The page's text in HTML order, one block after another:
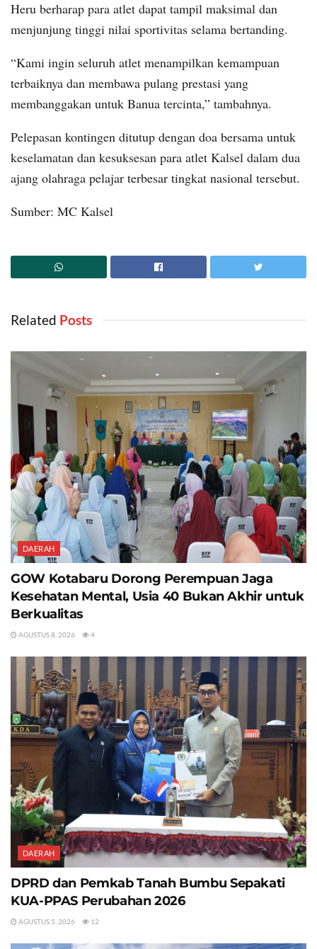
Heru berharap para atlet dapat tampil maksimal dan
menjunjung tinggi nilai sportivitas selama bertanding.
“Kami ingin seluruh atlet menampilkan kemampuan
terbaiknya dan membawa pulang prestasi yang
membanggakan untuk Banua tercinta,” tambahnya.
Pelepasan kontingen ditutup dengan doa bersama untuk
keselamatan dan kesuksesan para atlet Kalsel dalam dua
ajang olahraga pelajar terbesar tingkat nasional tersebut.
Sumber: MC Kalsel
Related ‎ Posts
DAERAH
GOW Kotabaru Dorong Perempuan Jaga
Kesehatan Mental, Usia 40 Bukan Akhir untuk
Berkualitas
AGUSTUS 8, 2026 4
DAERAH
DPRD dan Pemkab Tanah Bumbu Sepakati
KUA-PPAS Perubahan 2026
AGUSTUS 5, 2026 12